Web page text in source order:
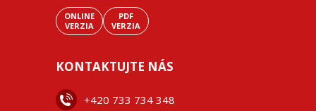
ONLINE
VERZIA
PDF
VERZIA
KONTAKTUJTE NÁS
+420 733 734 348